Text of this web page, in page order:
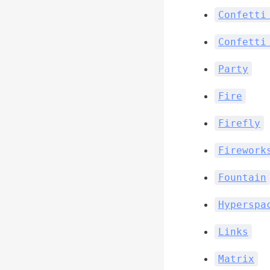
Confetti
Party
Fire
Firefly
Fountain
Links
Matrix